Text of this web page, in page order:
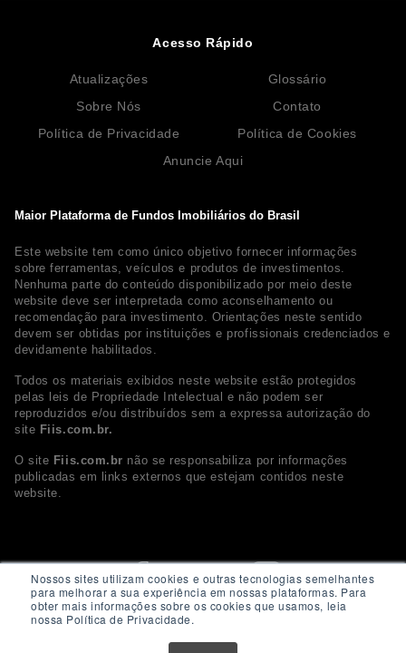
Nossos sites utilizam cookies e outras tecnologias semelhantes
para melhorar a sua experiência em nossas plataformas. Para
obter mais informações sobre os cookies que usamos, leia
nossa Política de Privacidade.
Maior Plataforma de Fundos Imobiliários do Brasil
Este website tem como único objetivo fornecer informações
sobre ferramentas, veículos e produtos de investimentos.
Nenhuma parte do conteúdo disponibilizado por meio deste
website deve ser interpretada como aconselhamento ou
recomendação para investimento. Orientações neste sentido
devem ser obtidas por instituições e profissionais credenciados e
devidamente habilitados.
Todos os materiais exibidos neste website estão protegidos
pelas leis de Propriedade Intelectual e não podem ser
reproduzidos e/ou distribuídos sem a expressa autorização do
site Fiis.com.br.
O site Fiis.com.br não se responsabiliza por informações
publicadas em links externos que estejam contidos neste
website.
Acesso Rápido
Atualizações
Glossário
Sobre Nós
Contato
Política de Privacidade
Política de Cookies
Anuncie Aqui